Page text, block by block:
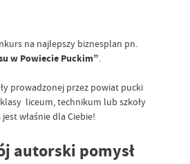
na najlepszy biznesplan pn.
w Powiecie Puckim”.
prowadzonej przez powiat pucki
liceum, technikum lub szkoły
właśnie dla Ciebie!
autorski pomysł